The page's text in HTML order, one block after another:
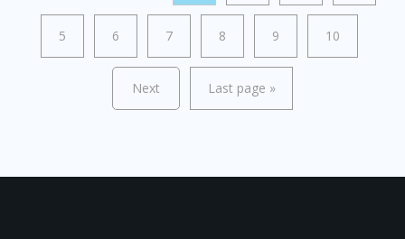
5 6 7 8 9 10
Next Last page »